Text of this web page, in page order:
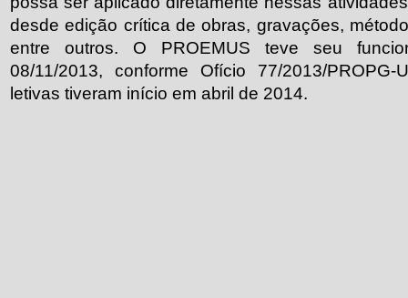
desde edição crítica de obras, gravações,
entre outros. O PROEMUS teve seu
08/11/2013, conforme Ofício 77/2013/
letivas tiveram início em abril de 2014.